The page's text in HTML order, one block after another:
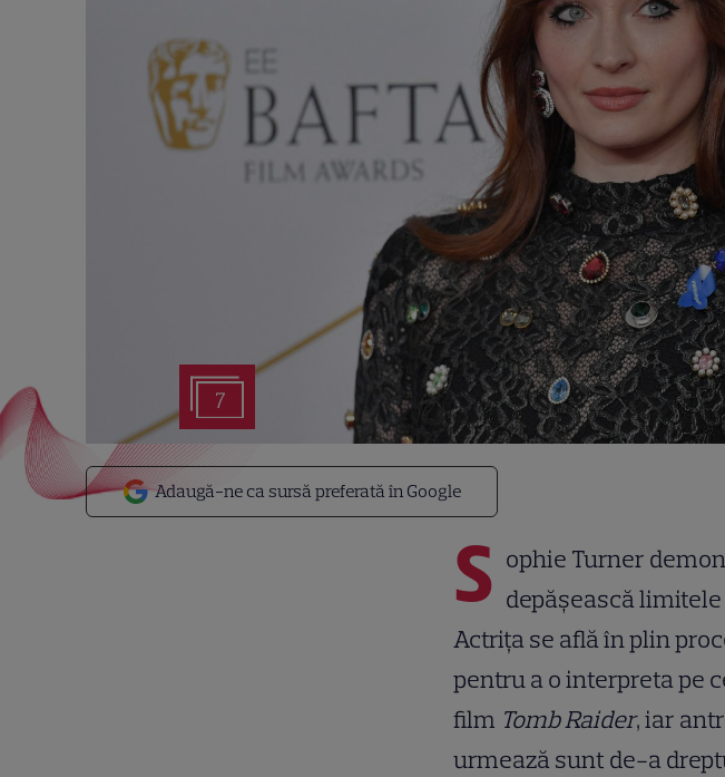
7
Adaugă-ne ca sursă preferată în Google
S ophie Turner
depășească
Actrița se află în plin
pentru a o interpreta pe
film Tomb Raider, iar
urmează sunt de-a